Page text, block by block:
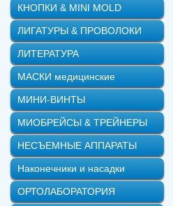
КНОПКИ & MINI MOLD
ЛИГАТУРЫ & ПРОВОЛОКИ
ЛИТЕРАТУРА
МАСКИ медицинские
МИНИ-ВИНТЫ
МИОБРЕЙСЫ & ТРЕЙНЕРЫ
НЕСЪЕМНЫЕ АППАРАТЫ
Наконечники и насадки
ОРТОЛАБОРАТОРИЯ